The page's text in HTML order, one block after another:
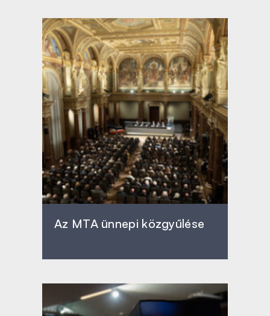
Az MTA ünnepi közgyűlése